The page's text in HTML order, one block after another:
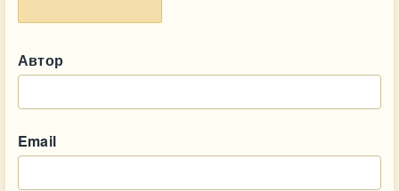
Автор
Email